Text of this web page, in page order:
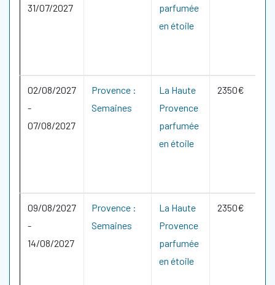
31/07/2027
parfumée
en étoile
02/08/2027
-
07/08/2027
Provence :
Semaines
La Haute
Provence
parfumée
en étoile
2350€
09/08/2027
-
14/08/2027
Provence :
Semaines
La Haute
Provence
parfumée
en étoile
2350€